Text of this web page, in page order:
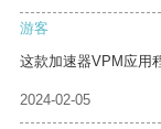
游客
这款加速器VPM应用
2024-02-05